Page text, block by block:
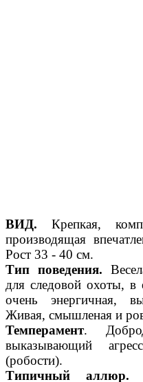
ВИД. Крепкая,
производящая
Рост 33 - 40 см.
Тип поведения.
для следовой охоты, в
очень энергичная,
Живая, смышленая и
Темперамент.
выказывающий
(робости).
Типичный аллюр.